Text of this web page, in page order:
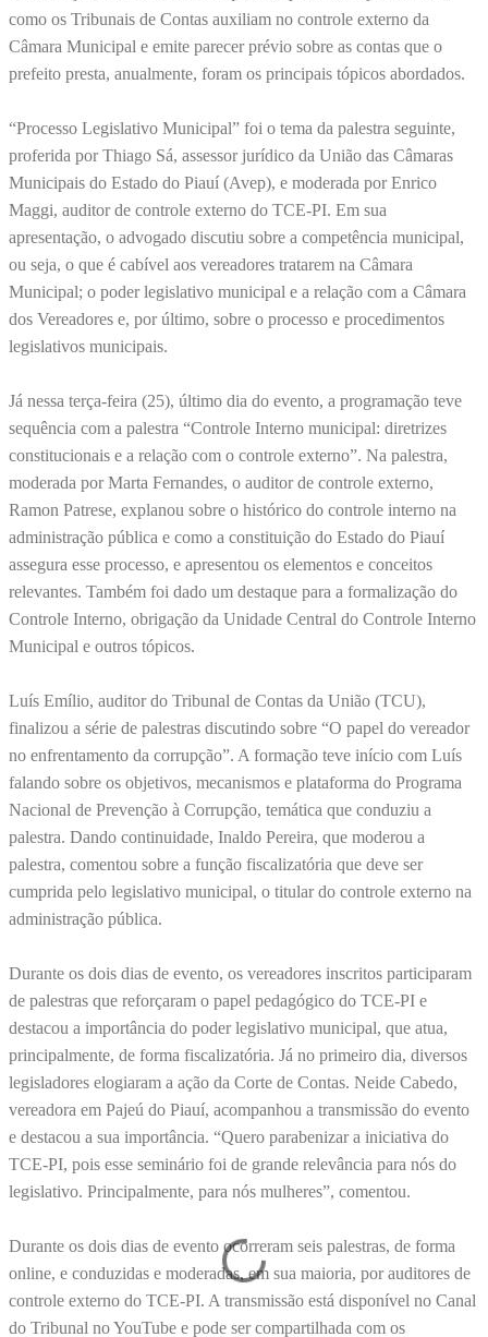
como os Tribunais de Contas auxiliam no controle externo da
Câmara Municipal e emite parecer prévio sobre as contas que o
prefeito presta, anualmente, foram os principais tópicos abordados.
“Processo Legislativo Municipal” foi o tema da palestra seguinte,
proferida por Thiago Sá, assessor jurídico da União das Câmaras
Municipais do Estado do Piauí (Avep), e moderada por Enrico
Maggi, auditor de controle externo do TCE-PI. Em sua
apresentação, o advogado discutiu sobre a competência municipal,
ou seja, o que é cabível aos vereadores tratarem na Câmara
Municipal; o poder legislativo municipal e a relação com a Câmara
dos Vereadores e, por último, sobre o processo e procedimentos
legislativos municipais.
Já nessa terça-feira (25), último dia do evento, a programação teve
sequência com a palestra “Controle Interno municipal: diretrizes
constitucionais e a relação com o controle externo”. Na palestra,
moderada por Marta Fernandes, o auditor de controle externo,
Ramon Patrese, explanou sobre o histórico do controle interno na
administração pública e como a constituição do Estado do Piauí
assegura esse processo, e apresentou os elementos e conceitos
relevantes. Também foi dado um destaque para a formalização do
Controle Interno, obrigação da Unidade Central do Controle Interno
Municipal e outros tópicos.
Luís Emílio, auditor do Tribunal de Contas da União (TCU),
finalizou a série de palestras discutindo sobre “O papel do vereador
no enfrentamento da corrupção”. A formação teve início com Luís
falando sobre os objetivos, mecanismos e plataforma do Programa
Nacional de Prevenção à Corrupção, temática que conduziu a
palestra. Dando continuidade, Inaldo Pereira, que moderou a
palestra, comentou sobre a função fiscalizatória que deve ser
cumprida pelo legislativo municipal, o titular do controle externo na
administração pública.
Durante os dois dias de evento, os vereadores inscritos participaram
de palestras que reforçaram o papel pedagógico do TCE-PI e
destacou a importância do poder legislativo municipal, que atua,
principalmente, de forma fiscalizatória. Já no primeiro dia, diversos
legisladores elogiaram a ação da Corte de Contas. Neide Cabedo,
vereadora em Pajeú do Piauí, acompanhou a transmissão do evento
e destacou a sua importância. “Quero parabenizar a iniciativa do
TCE-PI, pois esse seminário foi de grande relevância para nós do
legislativo. Principalmente, para nós mulheres”, comentou.
Durante os dois dias de evento ocorreram seis palestras, de forma
online, e conduzidas e moderadas, em sua maioria, por auditores de
controle externo do TCE-PI. A transmissão está disponível no Canal
do Tribunal no YouTube e pode ser compartilhada com os